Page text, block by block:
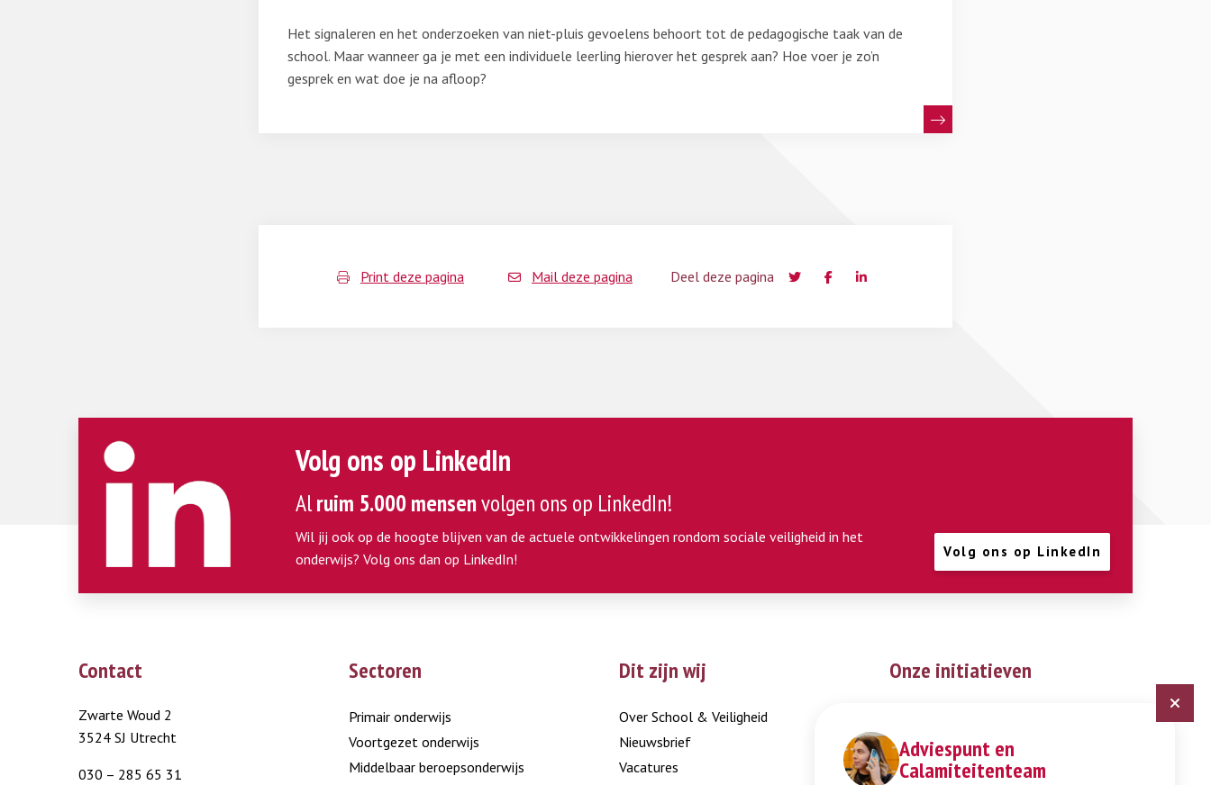
Adviespunt en
Calamiteitenteam
gesprekHet signaleren en het onderzoeken van niet-pluis gevoelens behoort tot de pedagogische taak van de
school. Maar wanneer ga je met een individuele leerling hierover het gesprek aan? Hoe voer je zo’n
gesprek en wat doe je na afloop?
Print deze pagina Mail deze pagina Deel deze pagina
Volg ons op LinkedIn
Alruim 5.000 mensenvolgen ons op LinkedIn!
Wil jij ook op de hoogte blijven van de actuele ontwikkelingen rondom sociale veiligheid in het
onderwijs? Volg ons dan op LinkedIn!
Volg ons op LinkedIn
Contact
Zwarte Woud 2
3524 SJ Utrecht
030 – 285 65 31
Sectoren
Primair onderwijs
Voortgezet onderwijs
Middelbaar beroepsonderwijs
Dit zijn wij
Over School & Veiligheid
Nieuwsbrief
Vacatures
Onze initiatieven
Expertisepunt Burgerschap
Gendi